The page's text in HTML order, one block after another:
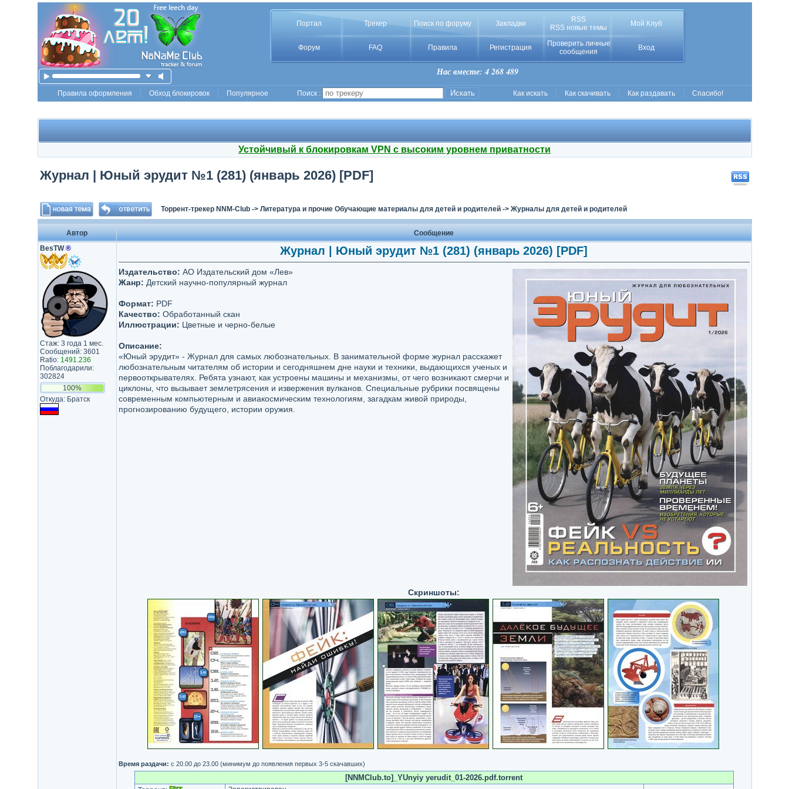
Портал Трекер Поиск по форуму Закладки
RSS
RSS новые темы
Мой Клуб
Форум FAQ Правила Регистрация
Проверить личные
сообщения
Вход
Нас вместе: 4 268 489
Правила оформления Обход блокировок Популярное Поиск : Как искать Как скачивать Как раздавать Спасибо!
Устойчивый к блокировкам VPN с высоким уровнем приватности
Журнал | Юный эрудит №1 (281) (январь 2026) [PDF]
Торрент-трекер NNM-Club-> Литература и прочие Обучающие материалы для детей и родителей-> Журналы для детей и родителей
Автор
Сообщение
BesTW®
Стаж: 3 года 1 мес.
Сообщений: 3601
Ratio: 1491.236
Поблагодарили:
302824
100%
Откуда: Братск
Журнал | Юный эрудит №1 (281) (январь 2026) [PDF]
Издательство: АО Издательский дом «Лев»
Жанр: Детский научно-популярный журнал
Формат: PDF
Качество: Обработанный скан
Иллюстрации: Цветные и черно-белые
Описание:
«Юный эрудит» - Журнал для самых любознательных. В занимательной форме журнал расскажет
любознательным читателям об истории и сегодняшнем дне науки и техники, выдающихся ученых и
первооткрывателях. Ребята узнают, как устроены машины и механизмы, от чего возникают смерчи и
циклоны, что вызывает землетрясения и извержения вулканов. Специальные рубрики посвящены
современным компьютерным и авиакосмическим технологиям, загадкам живой природы,
прогнозированию будущего, истории оружия.
Скриншоты:
Время раздачи: с 20.00 до 23.00 (минимум до появления первых 3-5 скачавших)
[NNMClub.to]_YUnyiy yerudit_01-2026.pdf.torrent